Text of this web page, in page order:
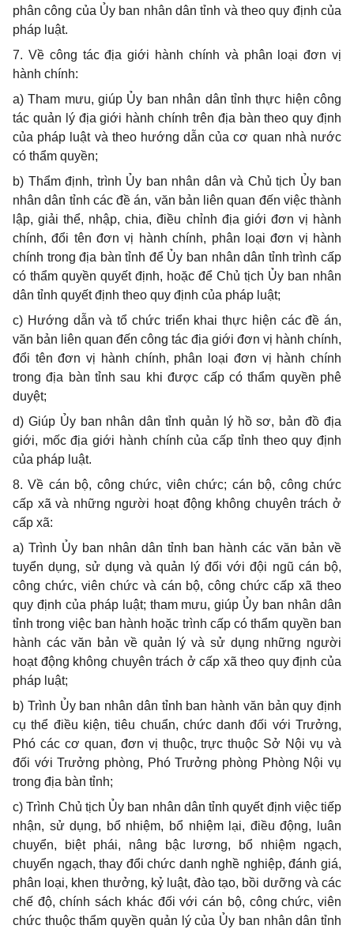
phân công của Ủy ban nhân dân tỉnh và theo quy định của
pháp luật.
7. Về công tác địa giới hành chính và phân loại đơn vị
hành chính:
a)Tham mưu, giúp Ủy ban nhân dân tỉnh thực hiện công
tác quản lý địa giới hành chính trên địa bàn theo quy định
của pháp luật và theo hướng dẫn của cơ quan nhà nước
có thẩm quyền;
b) Thẩm định, trình Ủy ban nhân dân và Chủ tịch Ủy ban
nhân dân tỉnh các đề án, văn bản liên quan đến việc thành
lập, giải thể, nhập, chia, điều chỉnh địa giới đơn vị hành
chính, đổi tên đơn vị hành chính, phân loại đơn vị hành
chính trong địa bàn tỉnh để Ủy ban nhân dân tỉnh trình cấp
có thẩm quyền quyết định, hoặc để Chủ tịch Ủy ban nhân
dân tỉnh quyết định theo quy định của pháp luật;
c) Hướng dẫn và tổ chức triển khai thực hiện các đề án,
văn bản liên quan đến công tác địa giới đơn vị hành chính,
đổi tên đơn vị hành chính, phân loại đơn vị hành chính
trong địa bàn tỉnh sau khi được cấp có thẩm quyền phê
duyệt;
d) Giúp Ủy ban nhân dân tỉnh quản lý hồ sơ, bản đồ địa
giới, mốc địa giới hành chính của cấp tỉnh theo quy định
của pháp luật.
8. Về cán bộ, công chức, viên chức; cán bộ, công chức
cấp xã và những người hoạt động không chuyên trách ở
cấp xã:
a) Trình Ủy ban nhân dân tỉnh ban hành các văn bản về
tuyển dụng, sử dụng và quản lý đối với đội ngũ cán bộ,
công chức, viên chức và cán bộ, công chức cấp xã theo
quy định của pháp luật; tham mưu, giúp Ủy ban nhân dân
tỉnh trong việc ban hành hoặc trình cấp có thẩm quyền ban
hành các văn bản về quản lý và sử dụng những người
hoạt động không chuyên trách ở cấp xã theo quy định của
pháp luật;
b) Trình Ủy ban nhân dân tỉnh ban hành văn bảnquy định
cụ thể điều kiện, tiêu chuẩn, chức danh đối với Trưởng,
Phó các cơ quan, đơn vị thuộc, trực thuộc Sở Nội vụ và
đối với Trưởng phòng, Phó Trưởng phòng Phòng Nội vụ
trong địa bàn tỉnh;
c)Trình Chủ tịch Ủy ban nhân dân tỉnh quyết định việc tiếp
nhận, sử dụng, bổ nhiệm, bổ nhiệm lại, điều động, luân
chuyển, biệt phái, nâng bậc lương, bổ nhiệm ngạch,
chuyển ngạch, thay đổi chức danh nghề nghiệp, đánh giá,
phân loại, khen thưởng, kỷ luật, đào tạo, bồi dưỡng và các
chế độ, chính sách khác đối với cán bộ, công chức, viên
chức thuộc thẩm quyền quản lý của Ủy ban nhân dân tỉnh